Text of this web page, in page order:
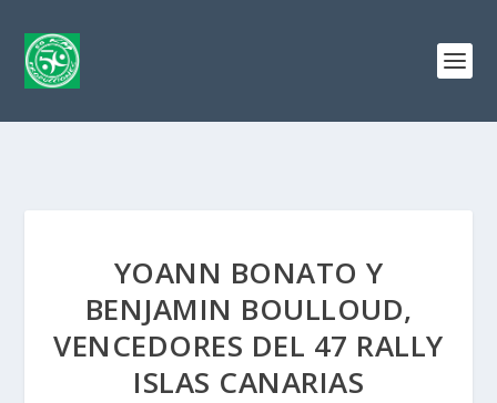
YOANN BONATO Y
BENJAMIN BOULLOUD,
VENCEDORES DEL 47 RALLY
ISLAS CANARIAS